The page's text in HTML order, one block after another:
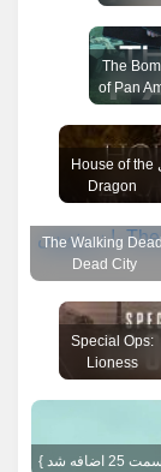
The
of Pan
House of the
Dragon
The Walking
Dead City
Special Ops:
Lioness
شد }